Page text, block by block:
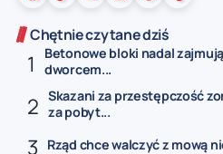
Chętnie czytane dziś
Betonowe bloki nadal
dworcem...
Skazani za przestępczość
za pobyt...
Rząd chce walczyć z mową